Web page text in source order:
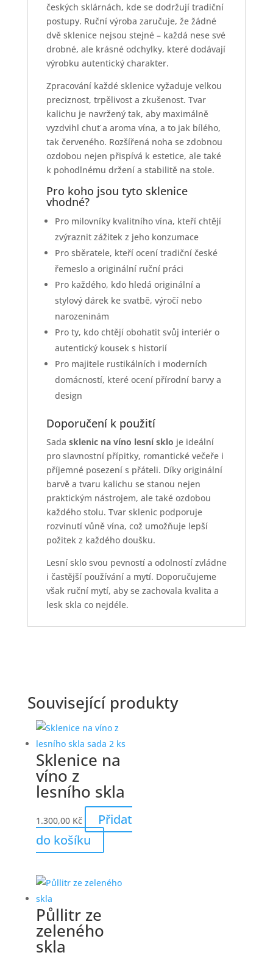
českých sklárnách, kde se dodržují tradiční
postupy. Ruční výroba zaručuje, že žádné
dvě sklenice nejsou stejné – každá nese své
drobné, ale krásné odchylky, které dodávají
výrobku autentický charakter.
Zpracování každé sklenice vyžaduje velkou
preciznost, trpělivost a zkušenost. Tvar
kalichu je navržený tak, aby maximálně
vyzdvihl chuť a aroma vína, a to jak bílého,
tak červeného. Rozšířená noha se zdobnou
ozdobou nejen přispívá k estetice, ale také
k pohodlnému držení a stabilitě na stole.
Pro koho jsou tyto sklenice
vhodné?
Pro milovníky kvalitního vína, kteří chtějí
zvýraznit zážitek z jeho konzumace
Pro sběratele, kteří ocení tradiční české
řemeslo a originální ruční práci
Pro každého, kdo hledá originální a
stylový dárek ke svatbě, výročí nebo
narozeninám
Pro ty, kdo chtějí obohatit svůj interiér o
autentický kousek s historií
Pro majitele rustikálních i moderních
domácností, které ocení přírodní barvy a
design
Doporučení k použití
Sada sklenic na víno lesní sklo je ideální
pro slavnostní přípitky, romantické večeře i
příjemné posezení s přáteli. Díky originální
barvě a tvaru kalichu se stanou nejen
praktickým nástrojem, ale také ozdobou
každého stolu. Tvar sklenic podporuje
rozvinutí vůně vína, což umožňuje lepší
požitek z každého doušku.
Lesní sklo svou pevností a odolností zvládne
i častější používání a mytí. Doporučujeme
však ruční mytí, aby se zachovala kvalita a
lesk skla co nejdéle.
Související produkty
Sklenice na
víno z
lesního skla
1.300,00 Kč
Přidat
do košíku
Půllitr ze
zeleného
skla